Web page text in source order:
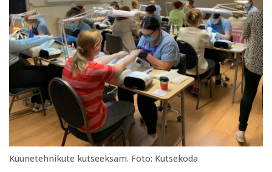
Küünetehnikute kutseeksam. Foto: Kutsekoda